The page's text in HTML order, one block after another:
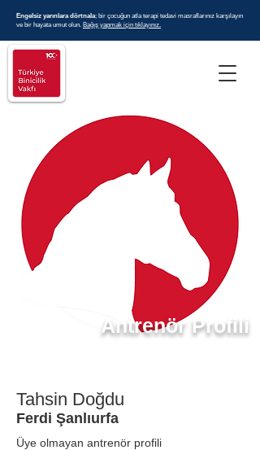
Engelsiz yarınlara dörtnala; bir çocuğun atla terapi tedavi masraflarınız karşılayın
ve bir hayata umut olun. Bağış yapmak için tıklayınız.
Antrenör Profili
Tahsin Doğdu
Ferdi Şanlıurfa
Üye olmayan antrenör profili